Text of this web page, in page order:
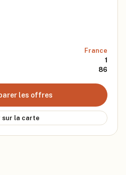
France
1
86
les offres
sur la carte